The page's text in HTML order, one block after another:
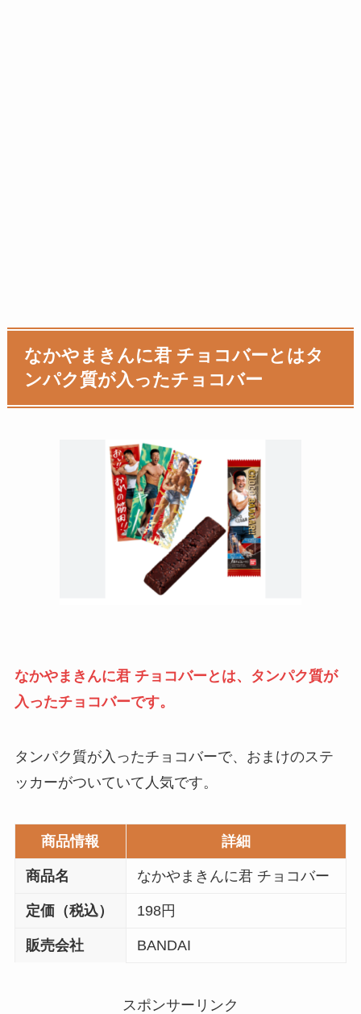
なかやまきんに君 チョコバーとはタ
ンパク質が入ったチョコバー
なかやまきんに君 チョコバーとは、タンパク質が
入ったチョコバーです。
タンパク質が入ったチョコバーで、おまけのステ
ッカーがついていて人気です。
商品情報 詳細
商品名 なかやまきんに君 チョコバー
定価（税込） 198円
販売会社 BANDAI
スポンサーリンク